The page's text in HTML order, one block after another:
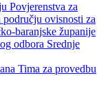
Povjerenstva za
ovisnosti za
baranjske županije
odbora Srednje
Tima za provedbu